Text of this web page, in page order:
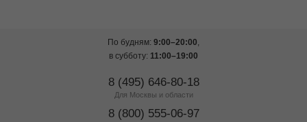
По будням: 9:00–20:00,
в субботу: 11:00–19:00
8 (495) 646-80-18
Для Москвы и области
8 (800) 555-06-97